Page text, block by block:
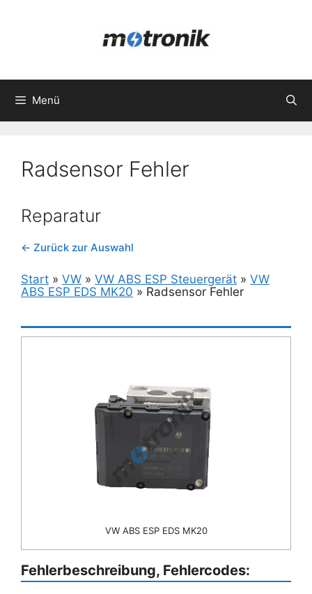
Menü
Radsensor Fehler
Reparatur
← Zurück zur Auswahl
Start » VW » VW ABS ESP Steuergerät » VW
ABS ESP EDS MK20 » Radsensor Fehler
VW ABS ESP EDS MK20
Fehlerbeschreibung, Fehlercodes: